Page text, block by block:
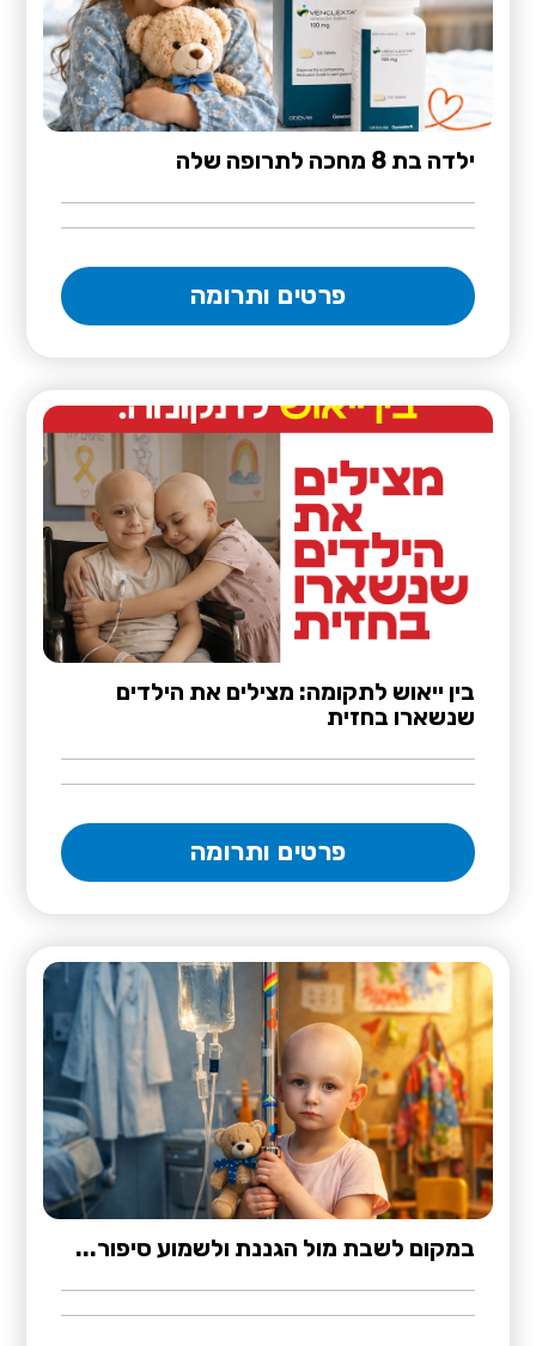
ילדה בת 8 מחכה לתרופה שלה
פרטים ותרומה
בין ייאוש לתקומה: מצילים את הילדים
שנשארו בחזית
פרטים ותרומה
במקום לשבת מול הגננת ולשמוע סיפור...